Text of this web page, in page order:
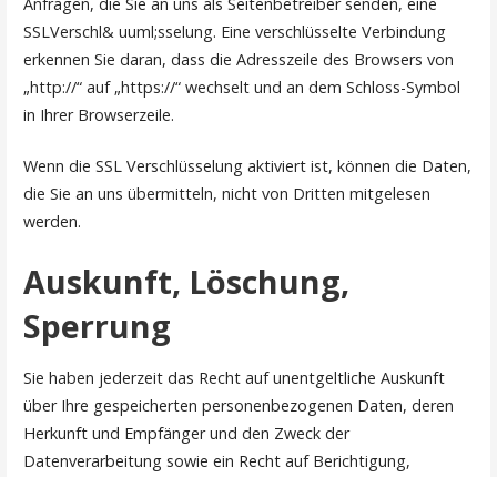
SSLVerschl& uuml;sselung. Eine verschlüsselte Verbindung
erkennen Sie daran, dass die Adresszeile des Browsers von
„http://“ auf „https://“ wechselt und an dem Schloss-Symbol
in Ihrer Browserzeile.
Wenn die SSL Verschlüsselung aktiviert ist, können die Daten,
die Sie an uns übermitteln, nicht von Dritten mitgelesen
werden.
Auskunft, Löschung,
Sperrung
Sie haben jederzeit das Recht auf unentgeltliche Auskunft
über Ihre gespeicherten personenbezogenen Daten, deren
Herkunft und Empfänger und den Zweck der
Datenverarbeitung sowie ein Recht auf Berichtigung,